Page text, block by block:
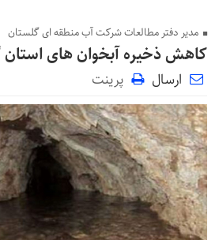
مدیر دفتر مطالعات شرکت آب منطقه ای گلستان
کاهش ذخیره آبخوان های
ارسال پرینت